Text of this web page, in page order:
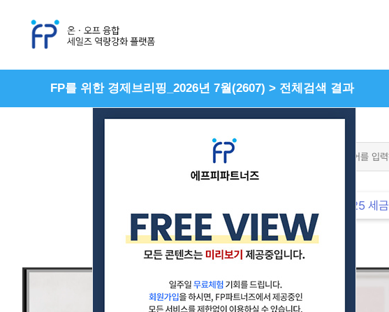
FP를 위한 경제브리핑_2026년 7월(2607) > 전체검색 결과
#2025 세금